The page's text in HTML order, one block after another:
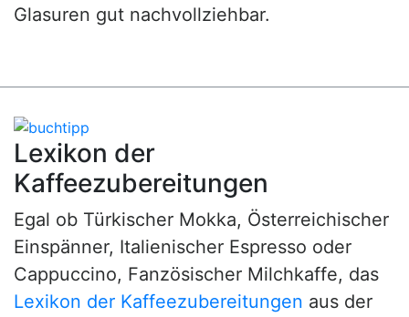
Glasuren gut nachvollziehbar.
Lexikon der
Kaffeezubereitungen
Egal ob Türkischer Mokka, Österreichischer
Einspänner, Italienischer Espresso oder
Cappuccino, Fanzösischer Milchkaffe, das
Lexikon der Kaffeezubereitungen aus der